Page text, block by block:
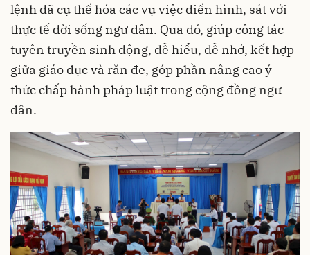
lệnh đã cụ thể hóa các vụ việc điển hình, sát với
thực tế đời sống ngư dân. Qua đó, giúp công tác
tuyên truyền sinh động, dễ hiểu, dễ nhớ, kết hợp
giữa giáo dục và răn đe, góp phần nâng cao ý
thức chấp hành pháp luật trong cộng đồng ngư
dân.